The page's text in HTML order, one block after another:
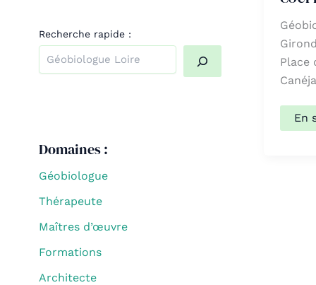
Recherche rapide :
Quand les résultats de l'auto-complétion sont
Domaines :
Géobiologue
Thérapeute
Maîtres d’œuvre
Formations
Architecte
Place
En